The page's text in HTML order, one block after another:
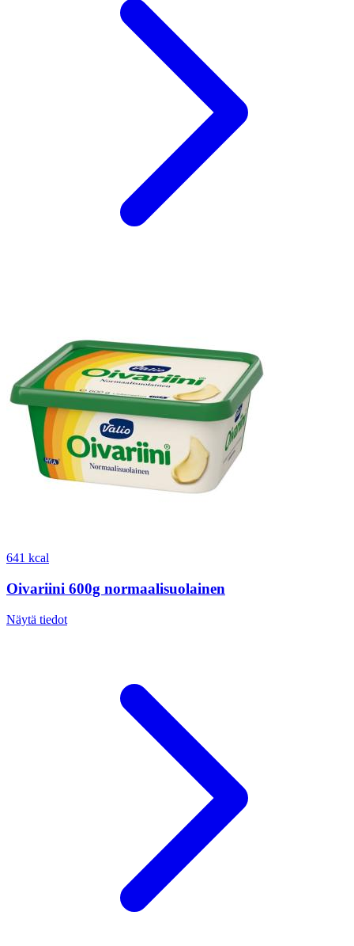
641 kcal
Oivariini 600g normaalisuolainen
Näytä tiedot